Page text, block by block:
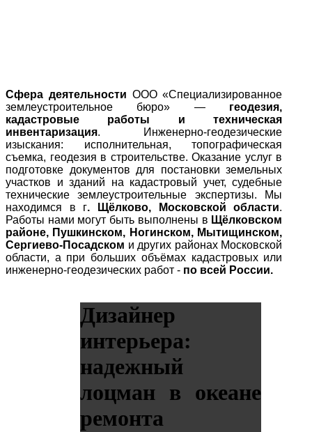
Сфера деятельности ООО «Специализированное
землеустроительное бюро» — геодезия,
кадастровые работы и техническая
инвентаризация. Инженерно-геодезические
изыскания: исполнительная, топографическая
съемка, геодезия в строительстве. Оказание услуг в
подготовке документов для постановки земельных
участков и зданий на кадастровый учет, судебные
технические землеустроительные экспертизы. Мы
находимся в г. Щёлково, Московской области.
Работы нами могут быть выполнены в Щёлковском
районе, Пушкинском, Ногинском, Мытищинском,
Сергиево-Посадском и других районах Московской
области, а при больших объёмах кадастровых или
инженерно-геодезических работ - по всей России.
Дизайнер
интерьера:
надежный
лоцман в океане
ремонта